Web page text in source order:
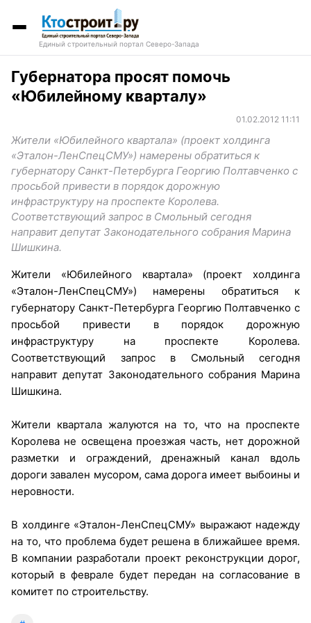
Единый строительный портал Северо-Запада
Губернатора просят помочь
«Юбилейному кварталу»
01.02.2012 11:11
Жители «Юбилейного квартала» (проект холдинга
«Эталон-ЛенСпецСМУ») намерены обратиться к
губернатору Санкт-Петербурга Георгию Полтавченко с
просьбой привести в порядок дорожную
инфраструктуру на проспекте Королева.
Соответствующий запрос в Смольный сегодня
направит депутат Законодательного собрания Марина
Шишкина.
Жители «Юбилейного квартала» (проект холдинга
«Эталон-ЛенСпецСМУ») намерены обратиться к
губернатору Санкт-Петербурга Георгию Полтавченко с
просьбой привести в порядок дорожную
инфраструктуру на проспекте Королева.
Соответствующий запрос в Смольный сегодня
направит депутат Законодательного собрания Марина
Шишкина.
Жители квартала жалуются на то, что на проспекте
Королева не освещена проезжая часть, нет дорожной
разметки и ограждений, дренажный канал вдоль
дороги завален мусором, сама дорога имеет выбоины и
неровности.
В холдинге «Эталон-ЛенСпецСМУ» выражают надежду
на то, что проблема будет решена в ближайшее время.
В компании разработали проект реконструкции дорог,
который в феврале будет передан на согласование в
комитет по строительству.